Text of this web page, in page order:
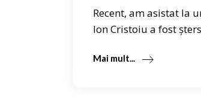
Recent, am asistat la
Ion Cristoiu a fost
Mai mult...